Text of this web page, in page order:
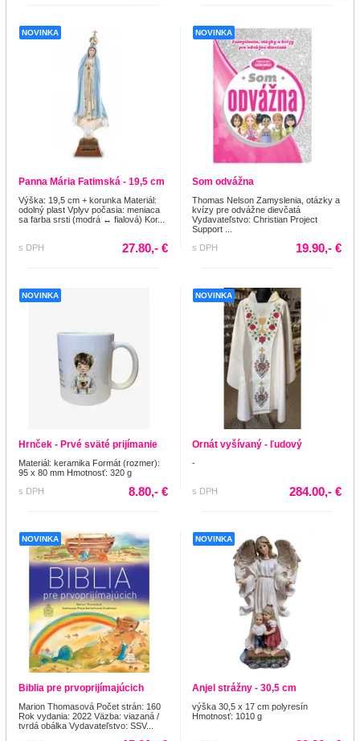
NOVINKA
Panna Mária Fatimská - 19,5 cm
Výška: 19,5 cm + korunka Materiál:
odolný plast Vplyv počasia: meniaca
sa farba srsti (modrá ↔ fialová) Kor...
s DPH 27.80,- €
NOVINKA
Som odvážna
Thomas Nelson Zamyslenia, otázky a
kvízy pre odvážne dievčatá
Vydavateľstvo: Christian Project
Support ...
s DPH
19.90,- €
NOVINKA
Hrnček - Prvé sväté prijímanie
Materiál: keramika Formát (rozmer):
95 x 80 mm Hmotnosť: 320 g
s DPH
8.80,- €
NOVINKA
Ornát vyšívaný - ľudový
-
s DPH 284.00,- €
NOVINKA
Biblia pre prvoprijímajúcich
Marion Thomasová Počet strán: 160
Rok vydania: 2022 Väzba: viazaná /
tvrdá obálka Vydavateľstvo: SSV...
NOVINKA
Anjel strážny - 30,5 cm
výška 30,5 x 17 cm polyresín
Hmotnosť: 1010 g